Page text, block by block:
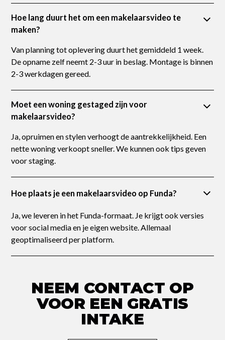
Hoe lang duurt het om een makelaarsvideo te
maken?
Van planning tot oplevering duurt het gemiddeld 1 week.
De opname zelf neemt 2-3 uur in beslag. Montage is binnen
2-3 werkdagen gereed.
Moet een woning gestaged zijn voor
makelaarsvideo?
Ja, opruimen en stylen verhoogt de aantrekkelijkheid. Een
nette woning verkoopt sneller. We kunnen ook tips geven
voor staging.
Hoe plaats je een makelaarsvideo op Funda?
Ja, we leveren in het Funda-formaat. Je krijgt ook versies
voor social media en je eigen website. Allemaal
geoptimaliseerd per platform.
NEEM CONTACT OP
VOOR EEN GRATIS
INTAKE